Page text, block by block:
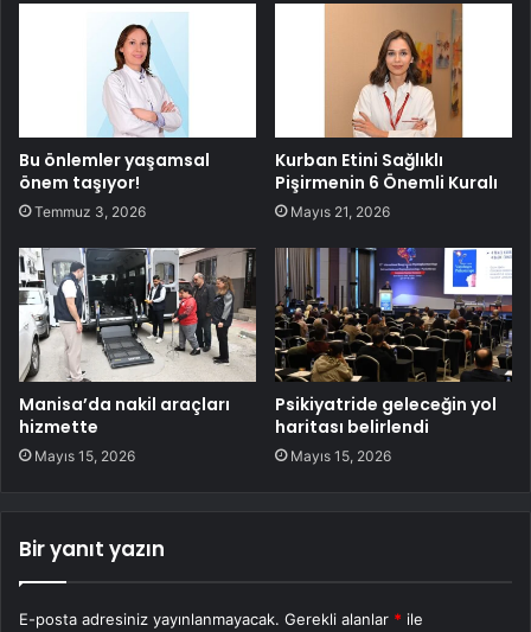
Bu önlemler yaşamsal
önem taşıyor!
Temmuz 3, 2026
Kurban Etini Sağlıklı
Pişirmenin 6 Önemli Kuralı
Mayıs 21, 2026
Manisa’da nakil araçları
hizmette
Mayıs 15, 2026
Psikiyatride geleceğin yol
haritası belirlendi
Mayıs 15, 2026
Bir yanıt yazın
E-posta adresiniz yayınlanmayacak. Gerekli alanlar * ile